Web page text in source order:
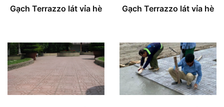
Gạch Terrazzo lát vỉa hè Gạch Terrazzo lát vỉa hè